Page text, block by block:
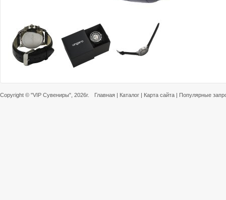
Copyright © "VIP Сувениры" , 2026г. Главная | Каталог | Карта сайта | Популярные